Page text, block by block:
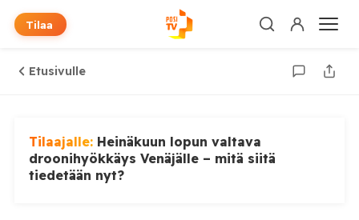
Tilaa
Etusivulle
Tilaajalle: Heinäkuun lopun valtava
droonihyökkäys Venäjälle – mitä siitä
tiedetään nyt?